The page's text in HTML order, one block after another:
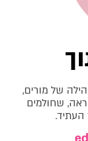
של מורים,
שחולמים